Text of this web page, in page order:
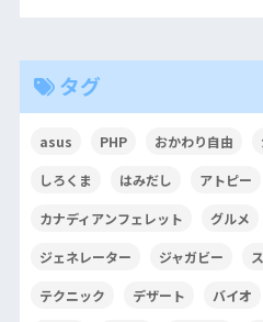
タグ
asus PHP おかわり自由
しろくま はみだし アトピー
カナディアンフェレット グルメ
ジェネレーター ジャガビー
テクニック デザート バイオ